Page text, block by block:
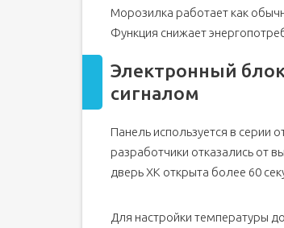
Морозилка работает как
Функция снижает
Электронный
сигналом
Панель используется в серии
разработчики отказались от
дверь ХК открыта более 60
Для настройки температуры